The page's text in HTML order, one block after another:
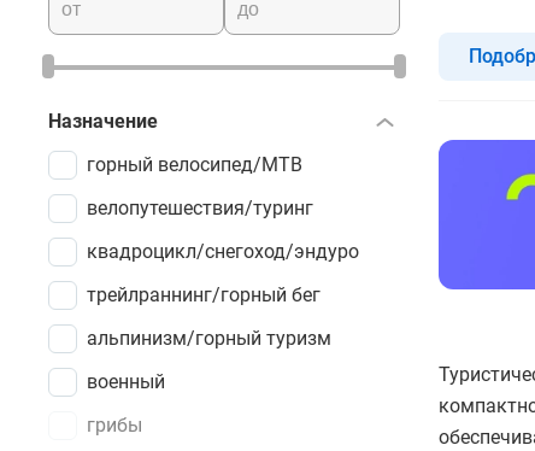
Назначение
горный велосипед/MTB
велопутешествия/туринг
квадроцикл/снегоход/эндуро
трейлраннинг/горный бег
альпинизм/горный туризм
военный
грибы